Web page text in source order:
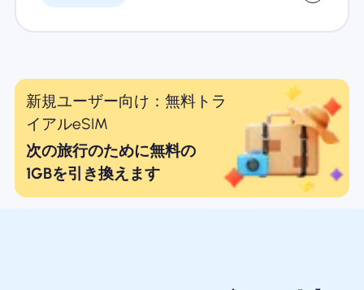
新規ユーザー向け：無料トラ
イアルeSIM
次の旅行のために無料の
1GBを引き換えます